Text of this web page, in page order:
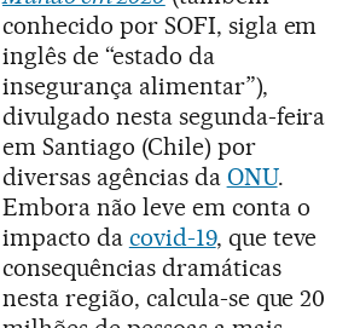
conhecido por SOFI, sigla em
inglês de “estado da
insegurança alimentar”),
divulgado nesta segunda-feira
em Santiago (Chile) por
diversas agências da ONU.
Embora não leve em conta o
impacto da covid-19, que teve
consequências dramáticas
nesta região, calcula-se que 20